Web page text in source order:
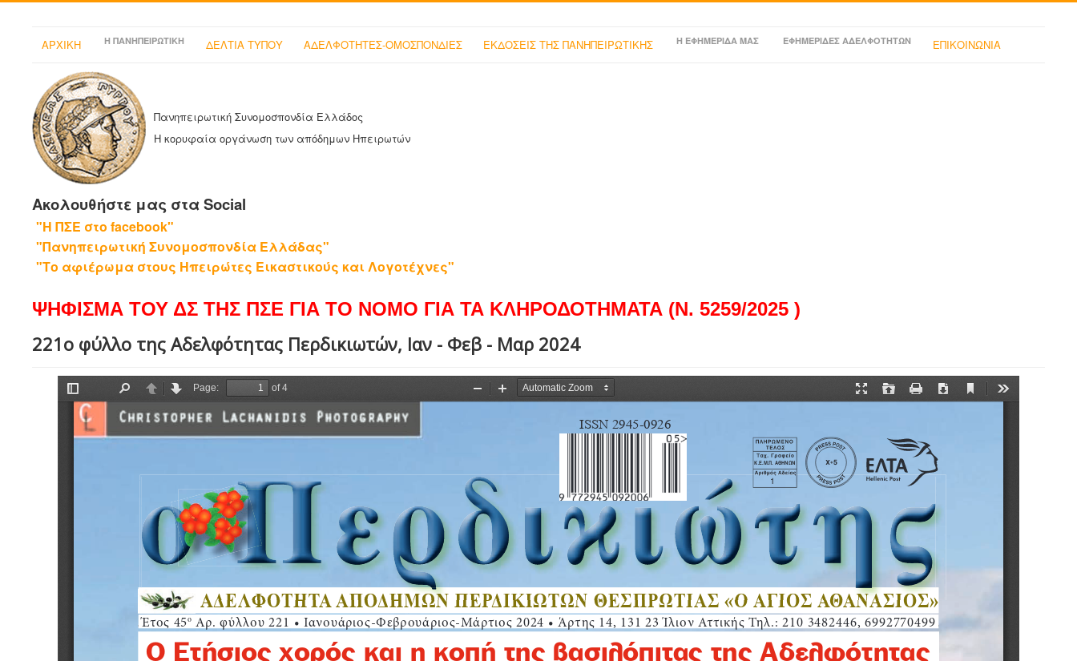
ΑΡΧΙΚΗ Η ΠΑΝΗΠΕΙΡΩΤΙΚΗ ΔΕΛΤΙΑ ΤΥΠΟΥ ΑΔΕΛΦΟΤΗΤΕΣ-ΟΜΟΣΠΟΝΔΙΕΣ ΕΚΔΟΣΕΙΣ ΤΗΣ ΠΑΝΗΠΕΙΡΩΤΙΚΗΣ Η ΕΦΗΜΕΡΙΔΑ ΜΑΣ ΕΦΗΜΕΡΙΔΕΣ ΑΔΕΛΦΟΤΗΤΩΝ ΕΠΙΚΟΙΝΩΝΙΑ
Πανηπειρωτική Συνομοσπονδία Ελλάδος
Η κορυφαία οργάνωση των απόδημων Ηπειρωτών
Ακολουθήστε μας στα Social
"Η ΠΣΕ στο facebook"
"Πανηπειρωτική Συνομοσπονδία Ελλάδας"
"Το αφιέρωμα στους Ηπειρώτες Εικαστικούς και Λογοτέχνες"
ΨΗΦΙΣΜΑ ΤΟΥ ΔΣ ΤΗΣ ΠΣΕ ΓΙΑ ΤΟ ΝΟΜΟ ΓΙΑ ΤΑ ΚΛΗΡΟΔΟΤΗΜΑΤΑ (Ν. 5259/2025 )
221ο φύλλο της Αδελφότητας Περδικιωτών, Ιαν - Φεβ - Μαρ 2024